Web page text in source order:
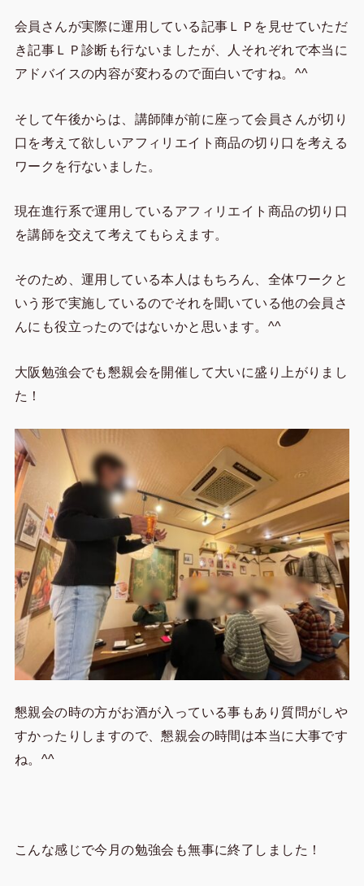
会員さんが実際に運用している記事ＬＰを見せていただ
き記事ＬＰ診断も行ないましたが、人それぞれで本当に
アドバイスの内容が変わるので面白いですね。^^
そして午後からは、講師陣が前に座って会員さんが切り
口を考えて欲しいアフィリエイト商品の切り口を考える
ワークを行ないました。
現在進行系で運用しているアフィリエイト商品の切り口
を講師を交えて考えてもらえます。
そのため、運用している本人はもちろん、全体ワークと
いう形で実施しているのでそれを聞いている他の会員さ
んにも役立ったのではないかと思います。^^
大阪勉強会でも懇親会を開催して大いに盛り上がりまし
た！
懇親会の時の方がお酒が入っている事もあり質問がしや
すかったりしますので、懇親会の時間は本当に大事です
ね。^^
こんな感じで今月の勉強会も無事に終了しました！